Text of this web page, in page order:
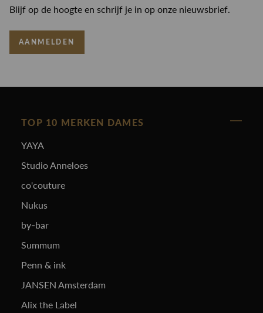
Blijf op de hoogte en schrijf je in op onze nieuwsbrief.
AANMELDEN
TOP 10 MERKEN DAMES
YAYA
Studio Anneloes
co'couture
Nukus
by-bar
Summum
Penn & ink
JANSEN Amsterdam
Alix the Label